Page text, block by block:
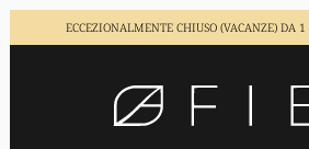
ECCEZIONALMENTE CHIUSO (VACANZE) DA 1